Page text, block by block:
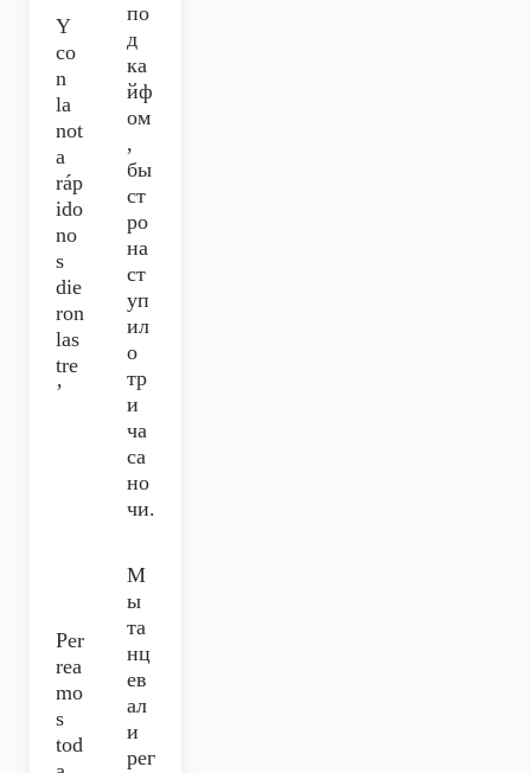
Y
co
n
la
not
a
ráp
ido
no
s
die
ron
las
tre
’
по
д
ка
йф
ом
,
бы
ст
ро
на
ст
уп
ил
о
тр
и
ча
са
но
чи.
Per
rea
mo
s
tod
М
ы
та
нц
ев
ал
и
рег